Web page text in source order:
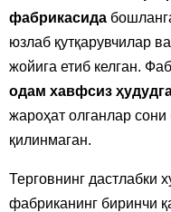
фабрикасида
юзлаб қутқарувчилар
жойига етиб келган.
одам хавфсиз
жароҳат олганлар
қилинмаган.
Терговнинг дастлабки
фабриканинг биринчи